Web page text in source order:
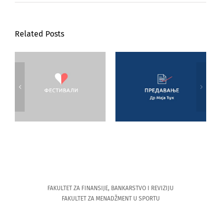
Related Posts
Фестивали
прoф. др Maje
Ћук, дeкaнa
Фaкултeтa зa
Кoлaрцу
FAKULTET ZA FINANSIJE, BANKARSTVO I REVIZIJU
FAKULTET ZA MENADŽMENT U SPORTU